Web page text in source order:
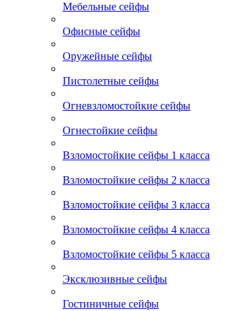
Мебельные сейфы
Офисные сейфы
Оружейные сейфы
Пистолетные сейфы
Огневзломостойкие сейфы
Огнестойкие сейфы
Взломостойкие сейфы 1 класса
Взломостойкие сейфы 2 класса
Взломостойкие сейфы 3 класса
Взломостойкие сейфы 4 класса
Взломостойкие сейфы 5 класса
Эксклюзивные сейфы
Гостиничные сейфы